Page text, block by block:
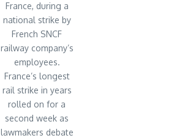
France, during a
national strike by
French SNCF
railway company’s
employees.
France’s longest
rail strike in years
rolled on for a
second week as
lawmakers debate